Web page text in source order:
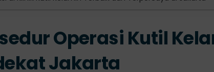
Operasi Kutil
Jakarta